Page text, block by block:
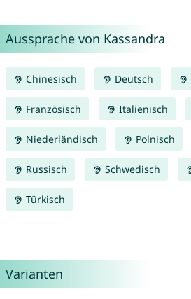
Aussprache von Kassandra
Chinesisch Deutsch
Französisch Italienisch
Niederländisch Polnisch
Russisch Schwedisch
Türkisch
Varianten